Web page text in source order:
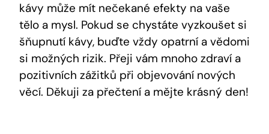
kávy může mít nečekané efekty na ⁢vaše⁣
tělo a mysl. ⁤Pokud se chystáte⁣ vyzkoušet si
šňupnutí kávy, buďte vždy opatrní a vědomi
si možných rizik. Přeji vám ‍mnoho zdraví a
pozitivních zážitků při‌ objevování nových
‌věcí. Děkuji za přečtení ⁢a mějte krásný den!